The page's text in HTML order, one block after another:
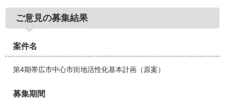
ご意見の募集結果
案件名
第4期帯広市中心市街地活性化基本計画（原案）
募集期間